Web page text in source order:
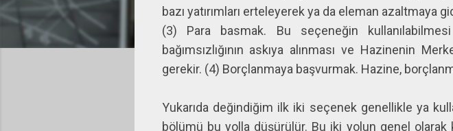
bazı yatırımları erteleyerek ya da eleman azaltmaya
(3) Para basmak. Bu seçeneğin
bağımsızlığının askıya alınması ve Hazinenin
gerekir. (4) Borçlanmaya başvurmak. Hazine,
Yukarıda değindiğim ilk iki seçenek genellikle ya
bölümü bu yolla düşürülür. Bu iki yolun genel olarak